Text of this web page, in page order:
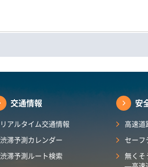
交通情報
リアルタイム交通情報
渋滞予測カレンダー​
渋滞予測ルート検索
安
高速道
セーフ
無くそ